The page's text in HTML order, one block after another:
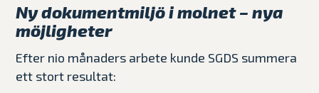
Ny dokumentmiljö i molnet – nya
möjligheter
Efter nio månaders arbete kunde SGDS summera
ett stort resultat: